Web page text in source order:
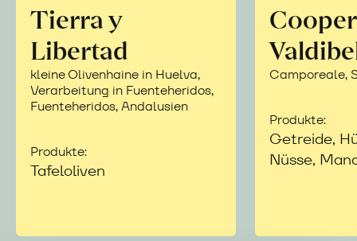
Tierra y
Libertad
kleine Olivenhaine in Huelva,
Verarbeitung in Fuenteheridos,
Fuenteheridos, Andalusien
Produkte:
Tafeloliven
Camporeale,
Produkte:
Getreide,
Nüsse,